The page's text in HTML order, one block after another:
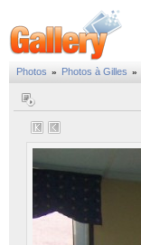
Photos » Photos à Gilles »